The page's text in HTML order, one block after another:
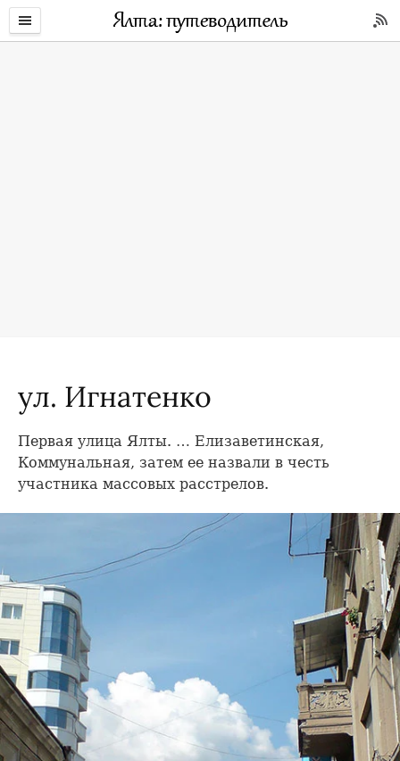
ул. Игнатенко
Первая улица Ялты. … Елизаветинская,
Коммунальная, затем ее назвали в честь
участника массовых расстрелов.